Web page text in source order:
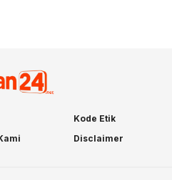
Kode Etik
Disclaimer